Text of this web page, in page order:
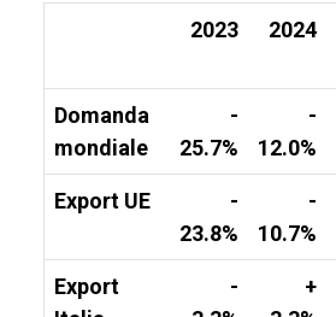
2023 2024
Domanda
mondiale
-
25.7%
-
12.0%
Export UE
-
23.8%
-
10.7%
Export
-
+